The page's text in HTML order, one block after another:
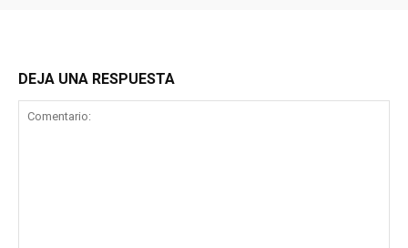
DEJA UNA RESPUESTA